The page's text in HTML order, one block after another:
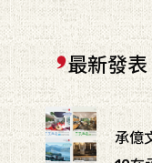
最新發表
承億